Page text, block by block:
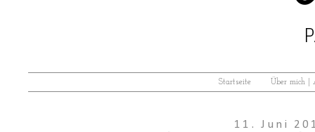
Startseite Über mich |
11. Juni